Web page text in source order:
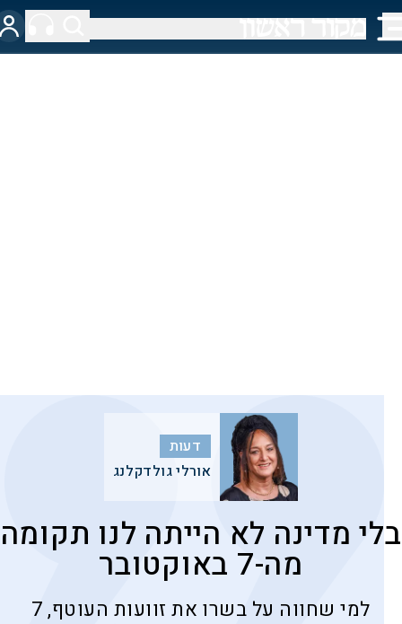
דעות
אורלי גולדקלנג
בלי מדינה לא הייתה לנו תקומה
מה-7 באוקטובר
למי שחווה על בשרו את זוועות העוטף, 7